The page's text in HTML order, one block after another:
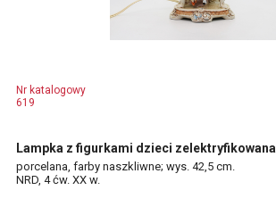
Nr katalogowy
619
Lampka z figurkami dzieci zelektryfikowana
porcelana, farby naszkliwne; wys. 42,5 cm.
NRD, 4 ćw. XX w.